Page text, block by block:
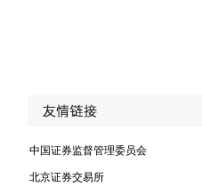
中国证券监督管理委员会
北京证券交易所